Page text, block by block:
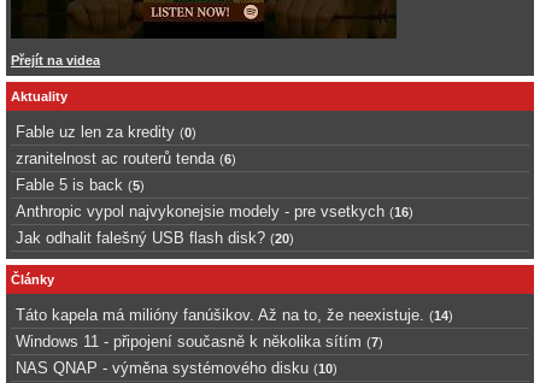
Přejít na videa
Aktuality
Fable uz len za kredity (0)
zranitelnost ac routerů tenda (6)
Fable 5 is back (5)
Anthropic vypol najvykonejsie modely - pre vsetkych (16)
Jak odhalit falešný USB flash disk? (20)
Články
Táto kapela má milióny fanúšikov. Až na to, že neexistuje. (14)
Windows 11 - připojení současně k několika sítím (7)
NAS QNAP - výměna systémového disku (10)